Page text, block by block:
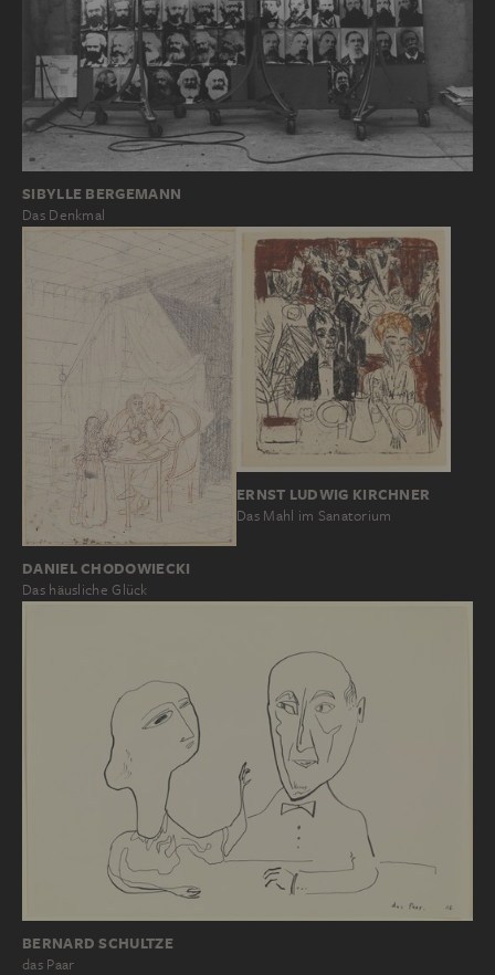
SIBYLLE BERGEMANN
Das Denkmal
DANIEL CHODOWIECKI
Das häusliche Glück
ERNST LUDWIG KIRCHNER
Das Mahl im Sanatorium
BERNARD SCHULTZE
das Paar